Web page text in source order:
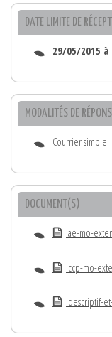
DATE LIMITE DE
29/05/2015 à
MODALITÉS DE
Courrier simple
DOCUMENT(S)
ae-mo-
ccp-mo-
descriptif-